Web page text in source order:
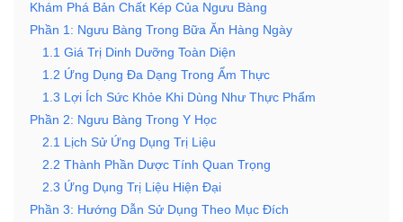
Khám Phá Bản Chất Kép Của Ngưu Bàng
Phần 1: Ngưu Bàng Trong Bữa Ăn Hàng Ngày
1.1 Giá Trị Dinh Dưỡng Toàn Diện
1.2 Ứng Dụng Đa Dạng Trong Ẩm Thực
1.3 Lợi Ích Sức Khỏe Khi Dùng Như Thực Phẩm
Phần 2: Ngưu Bàng Trong Y Học
2.1 Lịch Sử Ứng Dụng Trị Liệu
2.2 Thành Phần Dược Tính Quan Trọng
2.3 Ứng Dụng Trị Liệu Hiện Đại
Phần 3: Hướng Dẫn Sử Dụng Theo Mục Đích